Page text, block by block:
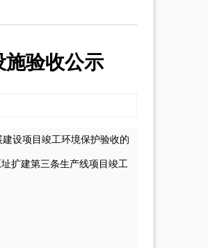
施验收公示
设项目竣工环境保护验收的
扩建第三条生产线项目 竣工